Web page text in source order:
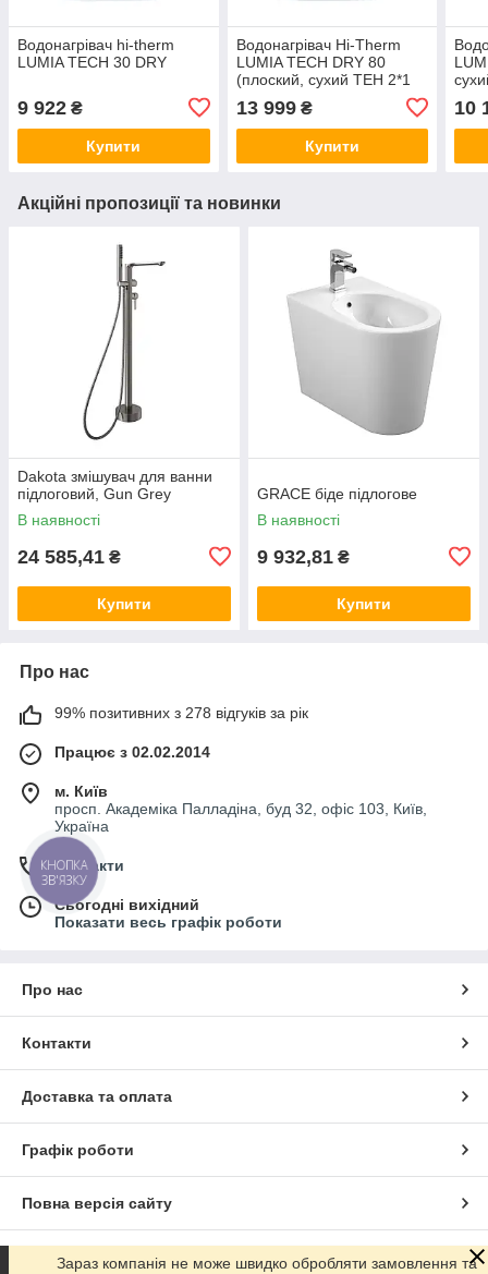
Водонагрівач hi-therm
LUMIA TECH 30 DRY
9 922 ₴
Купити
Водонагрівач Hi-Therm
LUMIA TECH DRY 80
(плоский, сухий ТЕН 2*1
13 999₴
Купити
10
Акційні пропозиції та новинки
Dakota змішувач для ванни
підлоговий, Gun Grey
В наявності
24 585,41 ₴
Купити
GRACE біде підлогове
В наявності
9 932,81 ₴
Купити
Про нас
99% позитивних з 278 відгуків за рік
Працює з 02.02.2014
м. Київ
просп. Академіка Палладіна, буд 32, офіс 103, Київ,
Україна
Контакти
Сьогодні вихідний
Показати весь графік роботи
Про нас
Контакти
Доставка та оплата
Графік роботи
Повна версія сайту
Сайт створено на маркетплейсі Prom.ua
Зараз компанія не може швидко обробляти замовлення та
КНОПКА
ЗВ'ЯЗКУ